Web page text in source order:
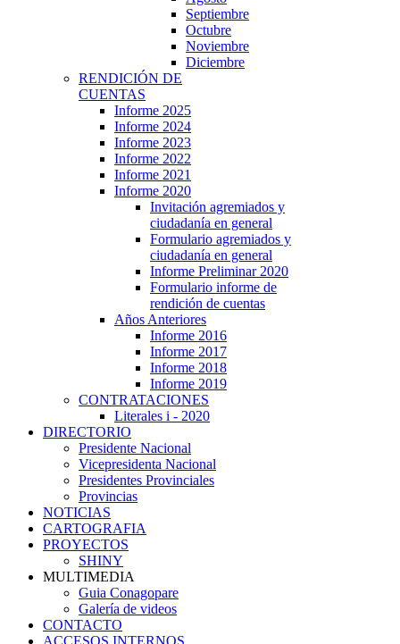
Septiembre
Octubre
Noviembre
Diciembre
RENDICIÓN DE
CUENTAS
Informe 2025
Informe 2024
Informe 2023
Informe 2022
Informe 2021
Informe 2020
Invitación agremiados y
ciudadanía en general
Formulario agremiados y
ciudadanía en general
Informe Preliminar 2020
Formulario informe de
rendición de cuentas
Años Anteriores
Informe 2016
Informe 2017
Informe 2018
Informe 2019
CONTRATACIONES
Literales i - 2020
DIRECTORIO
Presidente Nacional
Vicepresidenta Nacional
Presidentes Provinciales
Provincias
NOTICIAS
CARTOGRAFIA
PROYECTOS
SHINY
MULTIMEDIA
Guia Conagopare
Galería de videos
CONTACTO
ACCESOS INTERNOS